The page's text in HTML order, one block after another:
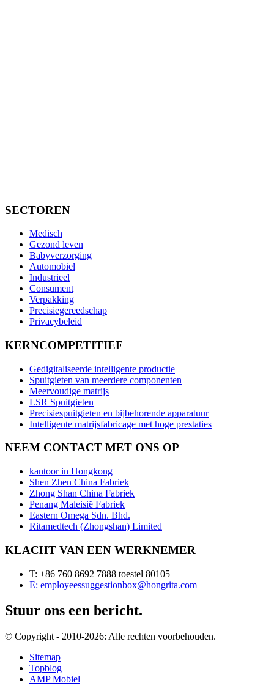
SECTOREN
Medisch
Gezond leven
Babyverzorging
Automobiel
Industrieel
Consument
Verpakking
Precisiegereedschap
Privacybeleid
KERNCOMPETITIEF
Gedigitaliseerde intelligente productie
Spuitgieten van meerdere componenten
Meervoudige matrijs
LSR Spuitgieten
Precisiespuitgieten en bijbehorende apparatuur
Intelligente matrijsfabricage met hoge prestaties
NEEM CONTACT MET ONS OP
kantoor in Hongkong
Shen Zhen China Fabriek
Zhong Shan China Fabriek
Penang Maleisië Fabriek
Eastern Omega Sdn. Bhd.
Ritamedtech (Zhongshan) Limited
KLACHT VAN EEN WERKNEMER
T: +86 760 8692 7888 toestel 80105
E: employeessuggestionbox@hongrita.com
Stuur ons een bericht.
© Copyright - 2010-2026: Alle rechten voorbehouden.
Sitemap
Topblog
AMP Mobiel